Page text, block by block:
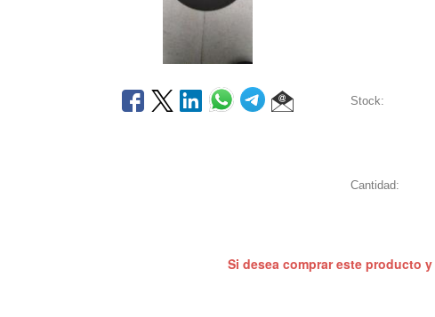
Stock:
Cantidad:
Si desea comprar este producto